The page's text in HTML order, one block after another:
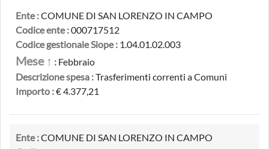
Ente :COMUNE DI SAN LORENZO IN CAMPO
Codice ente :000717512
Codice gestionale Siope : 1.04.01.02.003
Mese ↑ : Febbraio
Descrizione spesa :Trasferimenti correnti a Comuni
Importo :€ 4.377,21
Ente :COMUNE DI SAN LORENZO IN CAMPO